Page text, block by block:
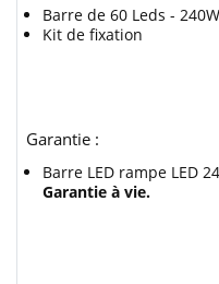
Barre de 60 Leds - 240W
Kit de fixation
Garantie :
Barre LED rampe LED
Garantie à vie.